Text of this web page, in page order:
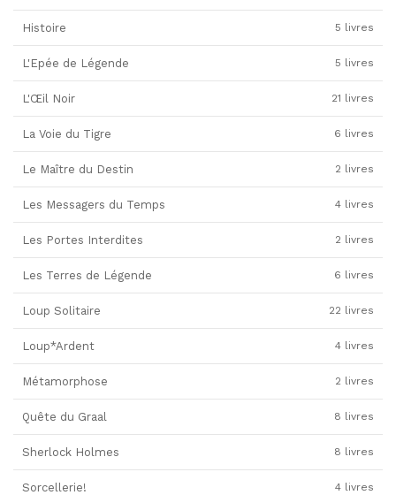
Histoire 5 livres
L'Epée de Légende 5 livres
L'Œil Noir 21 livres
La Voie du Tigre 6 livres
Le Maître du Destin 2 livres
Les Messagers du Temps 4 livres
Les Portes Interdites 2 livres
Les Terres de Légende 6 livres
Loup Solitaire 22 livres
Loup*Ardent 4 livres
Métamorphose 2 livres
Quête du Graal 8 livres
Sherlock Holmes 8 livres
Sorcellerie! 4 livres